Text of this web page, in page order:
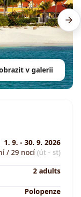
v galerii
1. 9. - 30. 9. 2026
/ 29 nocí (út - st)
2 adults
Polopenze